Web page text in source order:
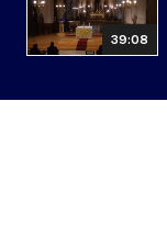
39:08